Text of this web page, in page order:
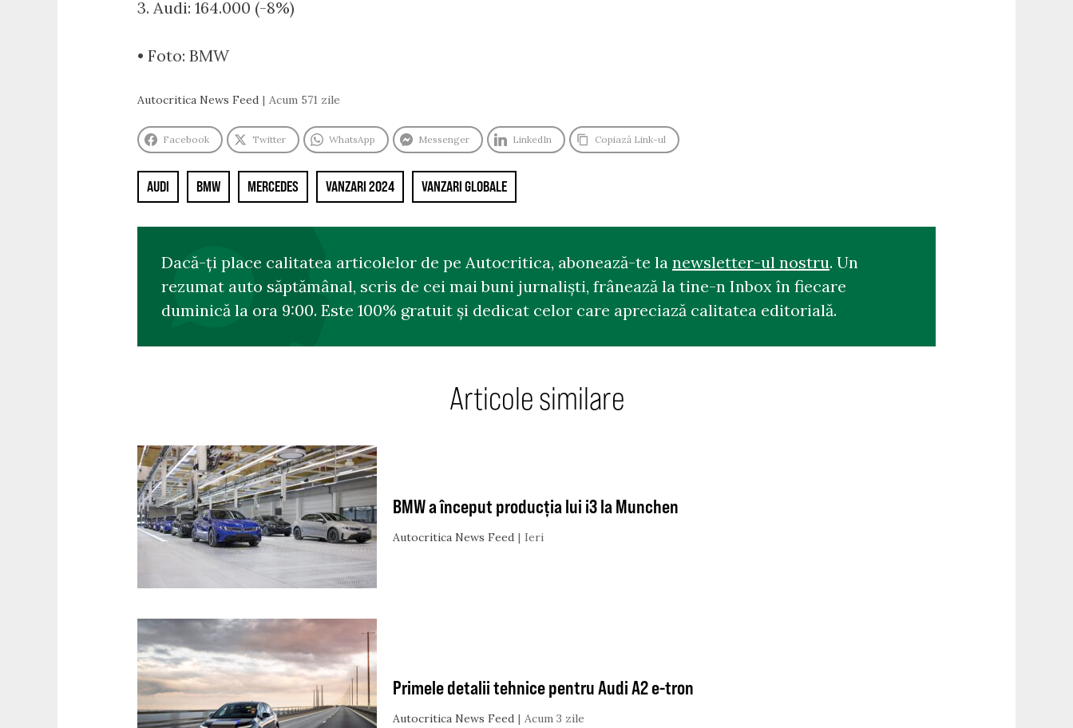
3. Audi: 164.000 (-8%)
• Foto: BMW
Autocritica News Feed Acum 571 zile
Facebook Twitter WhatsApp Messenger LinkedIn Copiază Link-ul
AUDI BMW MERCEDES VANZARI 2024 VANZARI GLOBALE
Dacă-ți place calitatea articolelor de pe Autocritica, abonează-te la newsletter-ul nostru. Un
rezumat auto săptămânal, scris de cei mai buni jurnaliști, frânează la tine-n Inbox în fiecare
duminică la ora 9:00. Este 100% gratuit și dedicat celor care apreciază calitatea editorială.
Articole similare
BMW a început producția lui i3 la Munchen
Autocritica News Feed Ieri
Primele detalii tehnice pentru Audi A2 e-tron
Autocritica News Feed Acum 3 zile